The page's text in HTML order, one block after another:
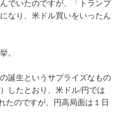
でいたのですが、「トランプ
なり、米ドル買いをいったん
。
誕生というサプライズなもの
したとおり、米ドル/円では
たのですが、円高局面は１日